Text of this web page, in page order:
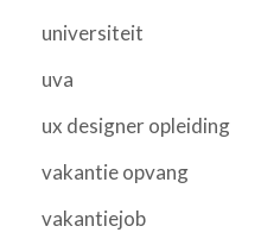
universiteit
uva
ux designer opleiding
vakantie opvang
vakantiejob